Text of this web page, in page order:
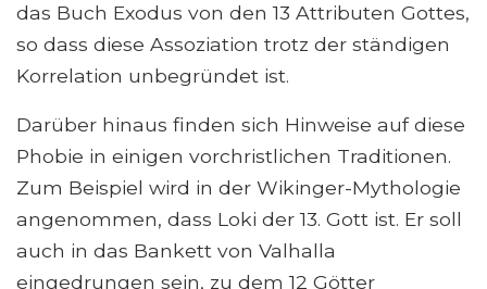
das Buch Exodus von den 13 Attributen Gottes,
so dass diese Assoziation trotz der ständigen
Korrelation unbegründet ist.
Darüber hinaus finden sich Hinweise auf diese
Phobie in einigen vorchristlichen Traditionen.
Zum Beispiel wird in der Wikinger-Mythologie
angenommen, dass Loki der 13. Gott ist. Er soll
auch in das Bankett von Valhalla
eingedrungen sein, zu dem 12 Götter